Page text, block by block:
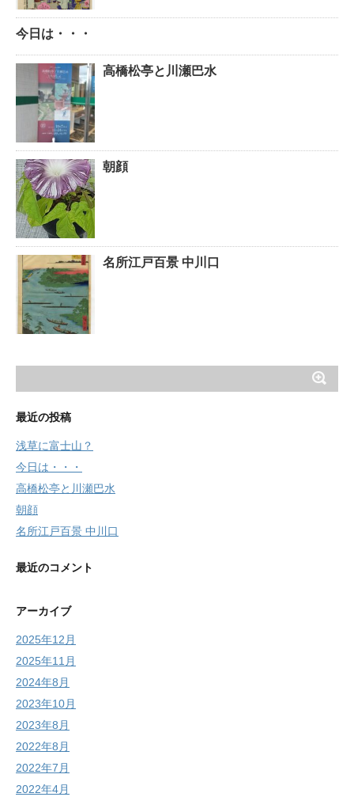
今日は・・・
高橋松亭と川瀬巴水
朝顔
名所江戸百景 中川口
最近の投稿
浅草に富士山？
今日は・・・
高橋松亭と川瀬巴水
朝顔
名所江戸百景 中川口
最近のコメント
アーカイブ
2025年12月
2025年11月
2024年8月
2023年10月
2023年8月
2022年8月
2022年7月
2022年4月